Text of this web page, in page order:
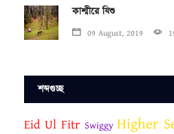
কাশ্মীরে যিশু
09 August, 2019
শব্দগুচ্ছ
Eid Ul Fitr Swiggy Higher